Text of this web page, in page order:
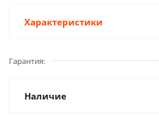
Характеристики
Гарантия
Наличие